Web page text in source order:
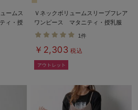
ームス
ィ・授
Ｖネックボリュームスリーブフレア
ワンピース マタニティ・授乳服
【出産後も長く使える】
1件
￥2,303 税込